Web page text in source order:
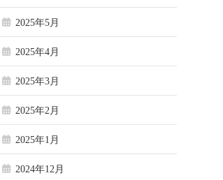
2025年5月
2025年4月
2025年3月
2025年2月
2025年1月
2024年12月